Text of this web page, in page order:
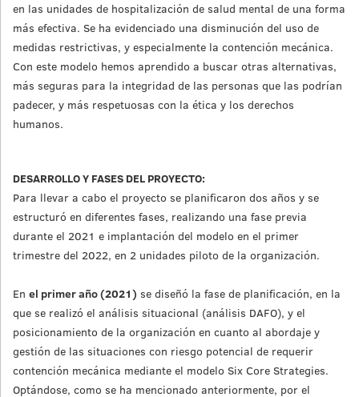
en las unidades de hospitalización de salud mental de una forma
más efectiva. Se ha evidenciado una disminución del uso de
medidas restrictivas, y especialmente la contención mecánica.
Con este modelo hemos aprendido a buscar otras alternativas,
más seguras para la integridad de las personas que las podrían
padecer, y más respetuosas con la ética y los derechos
humanos.
DESARROLLO Y FASES DEL PROYECTO:
Para llevar a cabo el proyecto se planificaron dos años y se
estructuró en diferentes fases, realizando una fase previa
durante el 2021 e implantación del modelo en el primer
trimestre del 2022, en 2 unidades piloto de la organización.
En el primer año (2021) se diseñó la fase de planificación, en la
que se realizó el análisis situacional (análisis DAFO), y el
posicionamiento de la organización en cuanto al abordaje y
gestión de las situaciones con riesgo potencial de requerir
contención mecánica mediante el modelo Six Core Strategies.
Optándose, como se ha mencionado anteriormente, por el